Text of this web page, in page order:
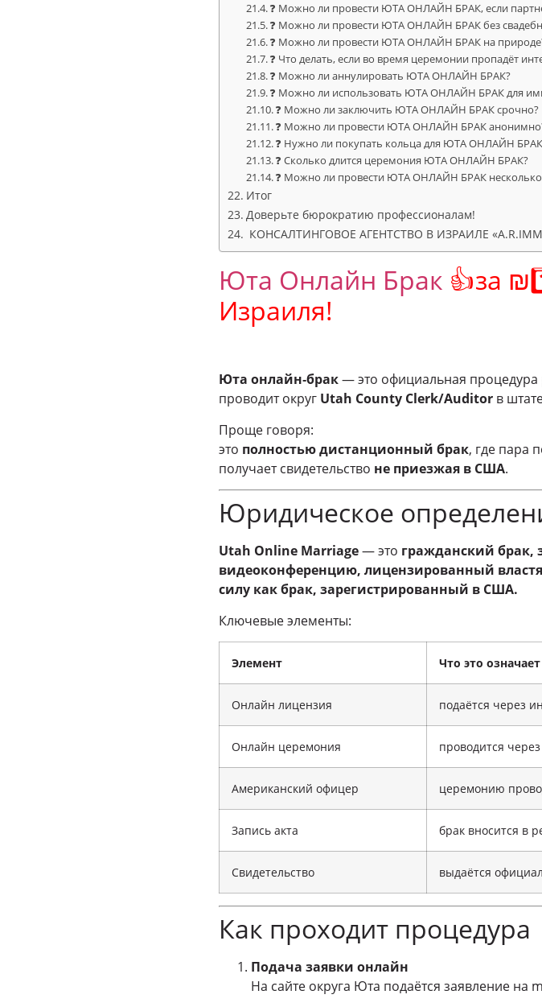
❓ Можно ли провести ЮТА ОНЛАЙН БРАК, если
❓ Можно ли провести ЮТА ОНЛАЙН БРАК без
❓ Можно ли провести ЮТА ОНЛАЙН БРАК на
❓ Что делать, если во время церемонии пропадёт
❓ Можно ли аннулировать ЮТА ОНЛАЙН БРАК?
❓ Можно ли использовать ЮТА ОНЛАЙН БРАК для
❓ Можно ли заключить ЮТА ОНЛАЙН БРАК срочно?
❓ Можно ли провести ЮТА ОНЛАЙН БРАК
❓ Нужно ли покупать кольца для ЮТА ОНЛАЙН
❓ Сколько длится церемония ЮТА ОНЛАЙН БРАК?
❓ Можно ли провести ЮТА ОНЛАЙН БРАК несколько
Итог
Доверьте бюрократию профессионалам!
КОНСАЛТИНГОВОЕ АГЕНТСТВО В ИЗРАИЛЕ
Юта Онлайн Брак 👍за
Израиля!
Юта онлайн‑брак— это официальная процедура
проводит округ Utah County Clerk/Auditor в
Проще говоря:
это полностью дистанционный брак, где пара
получает свидетельство не приезжая в США.
Юридическое
Utah Online Marriage— это гражданский брак,
видеоконференцию, лицензированный
силу как брак, зарегистрированный в США.
Ключевые элементы:
Элемент Что это означает
Онлайн лицензия подаётся через
Онлайн церемония проводится
Американский офицер церемонию
Запись акта брак вносится в
Свидетельство выдаётся
Как проходит процедура
Подача заявки онлайн
На сайте округа Юта подаётся заявление на